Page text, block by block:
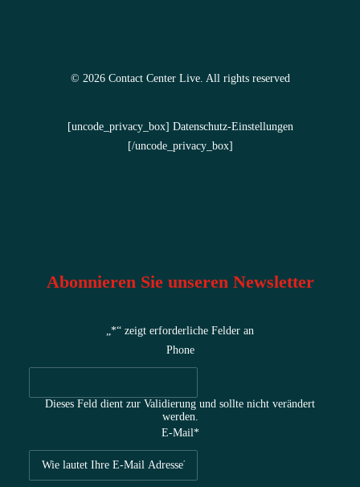
© 2026 Contact Center Live. All rights reserved
[uncode_privacy_box] Datenschutz-Einstellungen
[/uncode_privacy_box]
Abonnieren Sie unseren Newsletter
„*“ zeigt erforderliche Felder an
Phone
Dieses Feld dient zur Validierung und sollte nicht verändert
werden.
E-Mail*